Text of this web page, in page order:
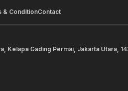
& ConditionContact
Kelapa Gading Permai, Jakarta Utara,